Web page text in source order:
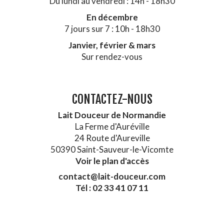
En décembre
7 jours sur 7 : 10h - 18h30
Janvier, février & mars
Sur rendez-vous
CONTACTEZ-NOUS
Lait Douceur de Normandie
La Ferme d'Auréville
24 Route d'Aureville
50390 Saint-Sauveur-le-Vicomte
Voir le plan d'accès
contact@lait-douceur.com
Tél : 02 33 41 07 11